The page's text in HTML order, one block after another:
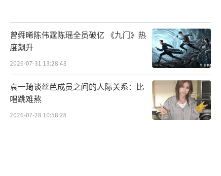
曾舜晞陈伟霆陈瑶全员破亿 《九门》热
度飙升
2026-07-31 13:28:43
袁一琦谈丝芭成员之间的人际关系：比
唱跳难熬
2026-07-28 10:58:28